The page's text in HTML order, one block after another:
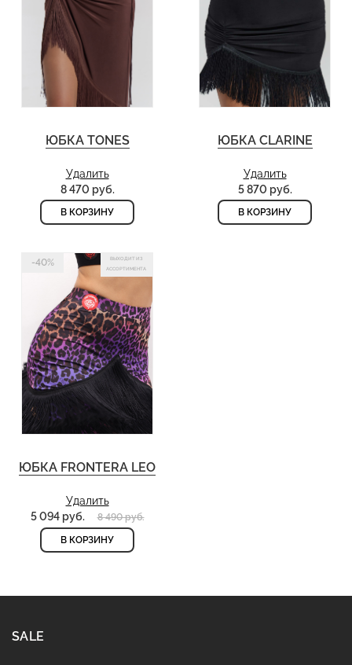
ЮБКА TONES
Удалить
8 470 руб.
В КОРЗИНУ
ЮБКА CLARINE
Удалить
5 870 руб.
В КОРЗИНУ
ВЫХОДИТ ИЗ
АССОРТИМЕНТА
-40%
ЮБКА FRONTERA LEO
Удалить
5 094 руб.
8 490 руб.
В КОРЗИНУ
SALE